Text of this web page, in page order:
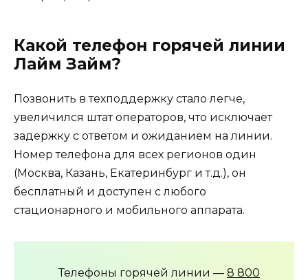
Какой телефон горячей линии
Лайм Займ?
Позвонить в техподдержку стало легче,
увеличился штат операторов, что исключает
задержку с ответом и ожиданием на линии.
Номер телефона для всех регионов один
(Москва, Казань, Екатеринбург и т.д.), он
бесплатный и доступен с любого
стационарного и мобильного аппарата.
Телефоны горячей линии — 8 800